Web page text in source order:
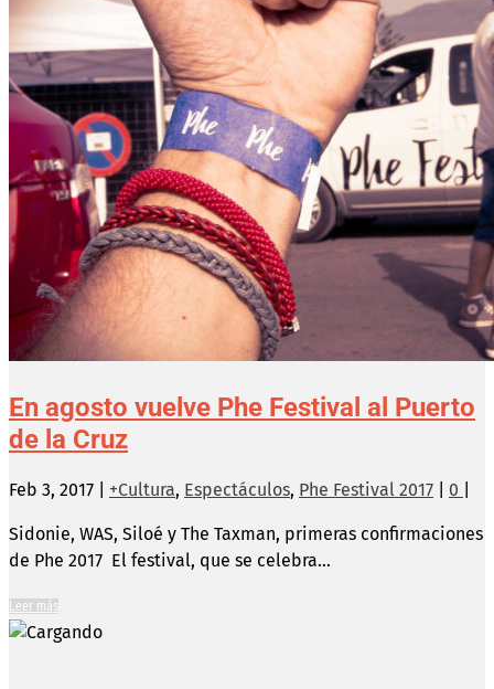
En agosto vuelve Phe Festival al Puerto
de la Cruz
Feb 3, 2017 +Cultura, Espectáculos, Phe Festival 2017 0
Sidonie, WAS, Siloé y The Taxman, primeras confirmaciones
de Phe 2017 El festival, que se celebra...
Leer más